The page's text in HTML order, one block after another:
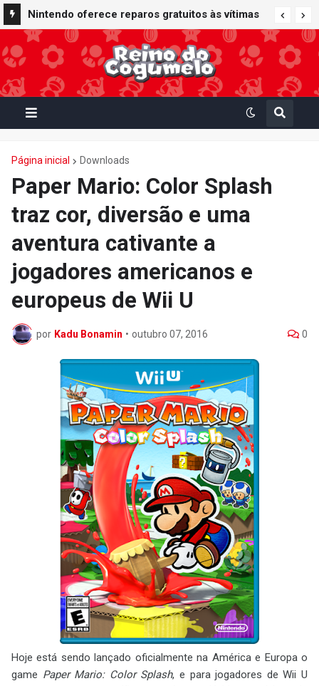
Nintendo oferece reparos gratuitos às vítimas
do terremoto de Kumamoto e doa 50 milhões
de ienes à Cruz Vermelha
Nintendo Music recebe trilhas sonoras de
Virtual Boy Wario Land, Mario Clash e Mario's
Tennis em adição histórica ao catálogo
Página inicial Downloads
Paper Mario: Color Splash
traz cor, diversão e uma
aventura cativante a
jogadores americanos e
europeus de Wii U
por Kadu Bonamin • outubro 07, 2016 0
Hoje está sendo lançado oficialmente na América e Europa o
game Paper Mario: Color Splash, e para jogadores de Wii U